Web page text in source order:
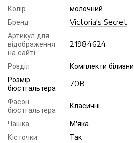
Колір
молочний
Бренд
Victoria's Secret
Артикул для
відображення
на сайті
21984624
Розділ
Комплекти білизни
Розмір
бюстгальтера
70B
Фасон
бюстгальтера
Класичні
Чашка
М'яка
Кісточки
Так